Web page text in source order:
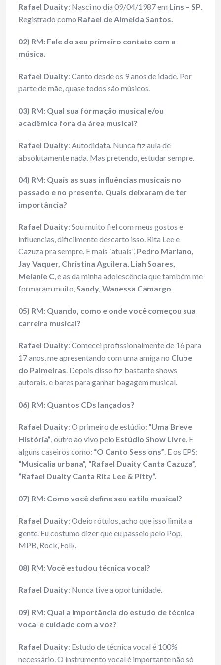
Rafael Duaity: Nasci no dia 09/04/1987 em Lins – SP.
Registrado como Rafael de Almeida Santos.
02) RM: Fale do seu primeiro contato com a
música.
Rafael Duaity: Canto desde os 9 anos de idade. Por
parte de mãe, quase todos são músicos.
03) RM: Qual sua formação musical e/ou
acadêmica fora da área musical?
Rafael Duaity: Autodidata. Nunca fiz aula de
absolutamente nada. Mas pretendo, estudar sempre.
04) RM: Quais as suas influências musicais no
passado e no presente. Quais deixaram de ter
importância?
Rafael Duaity: Sou muito fiel com meus gostos e
influencias, dificilmente descarto isso. Rita Lee e
Cazuza pra sempre. E mais “atuais”, Pedro Mariano,
Jay Vaquer, Christina Aguilera, Liah Soares,
Melanie C, e as da minha adolescência que também me
formaram muito,Sandy, Wanessa Camargo.
05) RM: Quando, como e onde você começou sua
carreira musical?
Rafael Duaity: Comecei profissionalmente de 16 para
17 anos, me apresentando com uma amiga no Clube
do Palmeiras. Depois disso fiz bastante shows
autorais, e bares para ganhar bagagem musical.
06) RM: Quantos CDs lançados?
Rafael Duaity: O primeiro de estúdio: “Uma Breve
História”, outro ao vivo pelo Estúdio Show Livre. E
alguns caseiros como: “O Canto Sessions”. E os EPS:
“Musicalia urbana”, “Rafael Duaity Canta Cazuza”,
“Rafael Duaity Canta Rita Lee & Pitty”.
07) RM: Como você define seu estilo musical?
Rafael Duaity: Odeio rótulos, acho que isso limita a
gente. Eu costumo dizer que eu passeio pelo Pop,
MPB, Rock, Folk.
08) RM: Você estudou técnica vocal?
Rafael Duaity: Nunca tive a oportunidade.
09) RM: Qual a importância do estudo de técnica
vocal e cuidado com a voz?
Rafael Duaity: Estudo de técnica vocal é 100%
necessário. O instrumento vocal é importante não só